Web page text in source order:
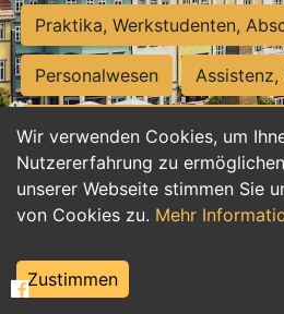
Wir verwenden Cookies, um
Nutzererfahrung zu
unserer Webseite stimmen Sie
von Cookies zu. Mehr
Zustimmen
Praktika, Werkstudenten,
Personalwesen
Hilfskräfte, Aushilfs- und
Einkauf, Logistik,
Weiterbildung, Studium, duale
Tourismus